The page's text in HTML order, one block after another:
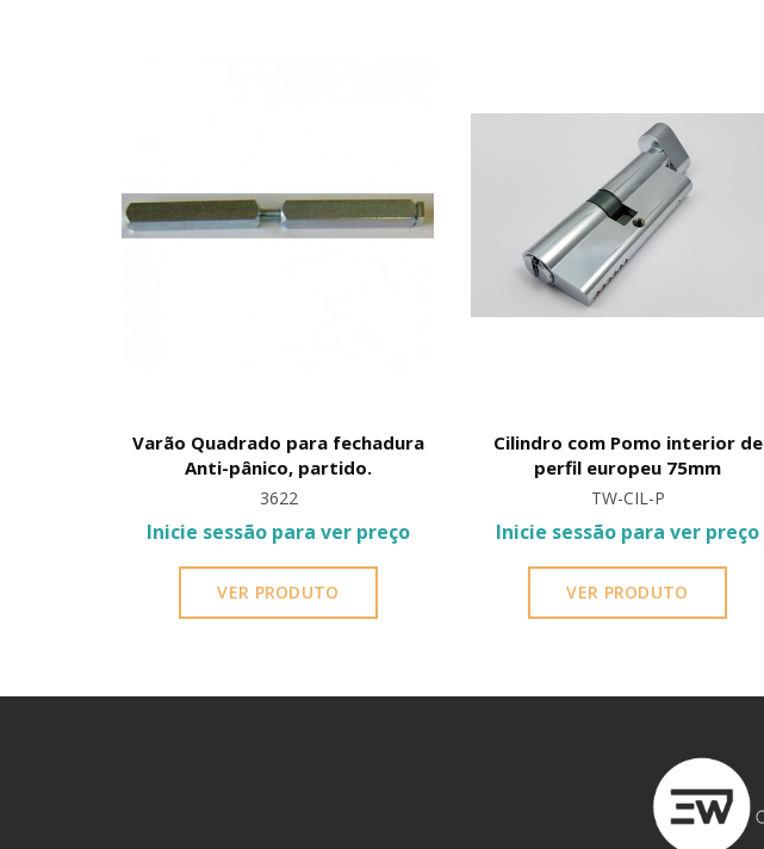
Varão Quadrado para fechadura
Anti-pânico, partido.
3622
Inicie sessão para ver preço
VER PRODUTO
Cilindro com Pomo interior de
perfil europeu 75mm
TW-CIL-P
Inicie sessão para ver preço
VER PRODUTO